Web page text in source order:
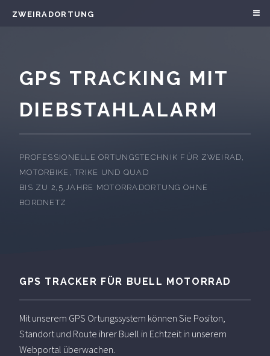
ZWEIRADORTUNG
GPS TRACKING MIT
DIEBSTAHLALARM
PROFESSIONELLE ORTUNGSTECHNIK FÜR ZWEIRAD,
MOTORBIKE, TRIKE UND QUAD
BIS ZU 2,5 JAHRE MOTORRADORTUNG OHNE
BORDNETZ
GPS TRACKER FÜR BUELL MOTORRAD
Mit unserem GPS Ortungssystem können Sie Positon,
Standort und Route ihrer Buell in Echtzeit in unserem
Webportal überwachen.